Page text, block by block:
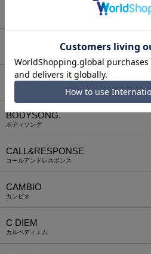
ATTACHMENT
AUI NITE
BODYSONG.
ボディソング
CALL&RESPONSE
コールアンドレスポンス
CAMBIO
カンビオ
C DIEM
カルペディエム